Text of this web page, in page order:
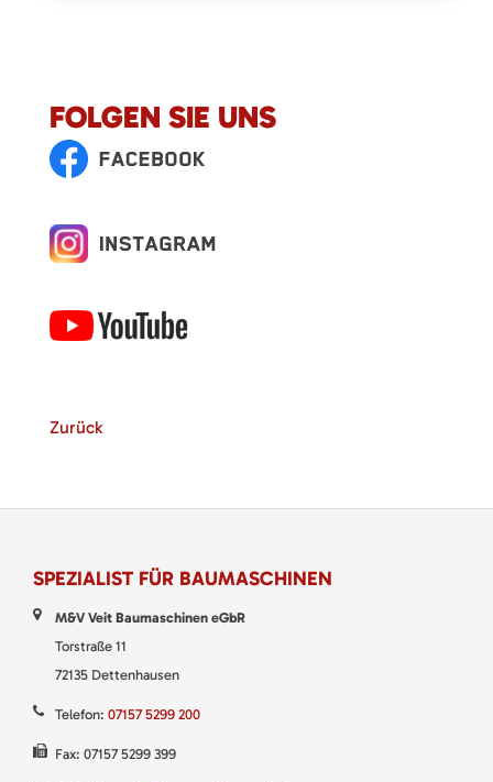
FOLGEN SIE UNS
Zurück
SPEZIALIST FÜR BAUMASCHINEN
M&V Veit Baumaschinen eGbR
Torstraße 11
72135 Dettenhausen
Telefon: 07157 5299 200
Fax: 07157 5299 399